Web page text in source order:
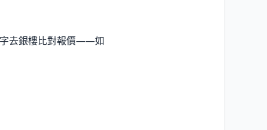
字去銀樓比對報價——如